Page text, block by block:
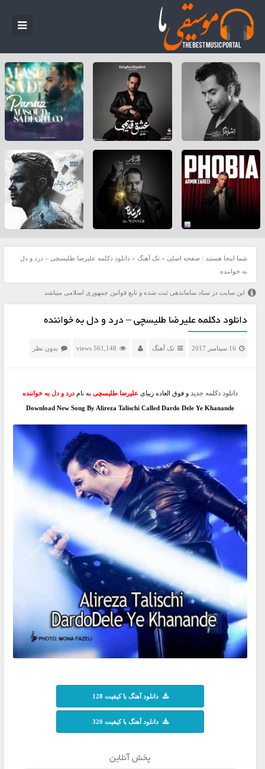
شما اینجا هستید : صفحه اصلی » تک آهنگ » دانلود دکلمه علیرضا طلیسچی – درد و دل
به خواننده
این سایت در ستاد ساماندهی ثبت شده و تابع قوانین جمهوری اسلامی میباشد
دانلود دکلمه علیرضا طلیسچی – درد و دل به خواننده
16 سپتامبر 2017 تک آهنگ 561,148 views بدون نظر
دانلود دکلمه جدید و فوق العاده زیبای علیرضا طلیسچیبه نام درد و دل به خواننده
Download New Song By Alireza Talischi Called Dardo Dele Ye Khanande
دانلود آهنگ با کیفیت 128
دانلود آهنگ با کیفیت 320
پخش آنلاین